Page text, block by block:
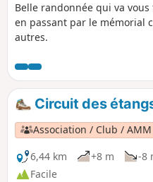
Belle randonnée qui va
en passant par le mémorial
autres.
Circuit des
Association / Club / AMM
6,44 km
+8 m -8
Facile